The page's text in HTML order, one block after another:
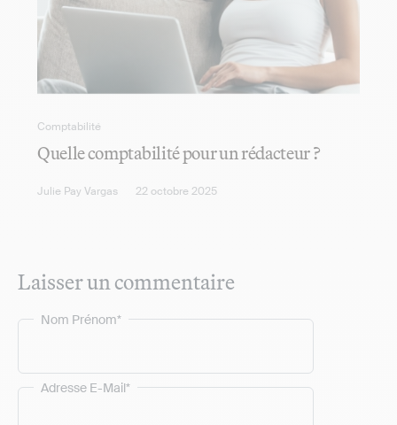
Comptabilité
Quelle comptabilité pour un rédacteur ?
Julie Pay Vargas 22 octobre 2025
Laisser un commentaire
Nom Prénom*
Adresse E-Mail*